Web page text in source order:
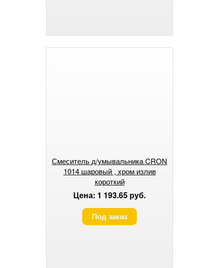
Смеситель д/умывальника CRON
1014 шаровый , хром излив
короткий
Цена: 1 193.65 руб.
Под заказ